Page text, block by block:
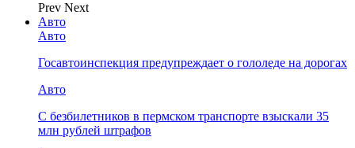
Prev Next
Авто
Авто
Госавтоинспекция предупреждает о гололеде на дорогах
Авто
С безбилетников в пермском транспорте взыскали 35
млн рублей штрафов